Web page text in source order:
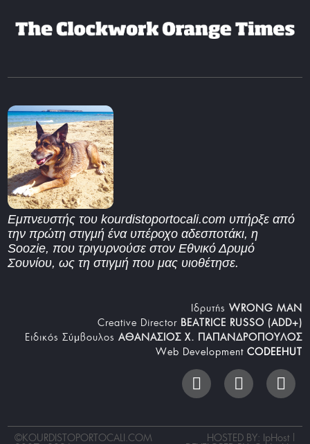
Εμπνευστής του kourdistoportocali.com υπήρξε από
την πρώτη στιγμή ένα υπέροχο αδεσποτάκι, η
Soozie, που τριγυρνούσε στον Εθνικό Δρυμό
Σουνίου, ως τη στιγμή που μας υιοθέτησε.
Iδρυτής WRONG MAN
Creative Director BEATRICE RUSSO (ADD+)
Ειδικός Σύμβουλος ΑΘΑΝΑΣΙΟΣ Χ. ΠΑΠΑΝΔΡΟΠΟΥΛΟΣ
Web Development CODEEHUT
©KOURDISTOPORTOCALI.COM HOSTED BY: IpHost |